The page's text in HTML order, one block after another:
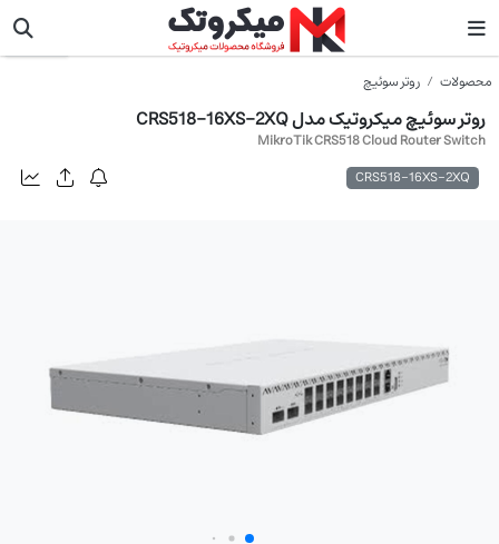
محصولات روتر سوئیچ
روتر سوئیچ میکروتیک مدل CRS518-16XS-2XQ
MikroTik CRS518 Cloud Router Switch
CRS518-16XS-2XQ
میکروتیک